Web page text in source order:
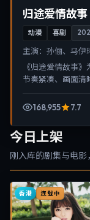
归途爱情故事
动漫 喜剧
主演： 孙俪、马伊
《归途爱情故事
节奏紧凑、画面清
168,955
7.7
今日上架
刚入库的剧集与电
香港 连载中